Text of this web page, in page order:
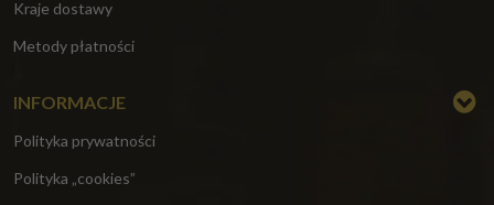
Kraje dostawy
Metody płatności
INFORMACJE
Polityka prywatności
Polityka „cookies”